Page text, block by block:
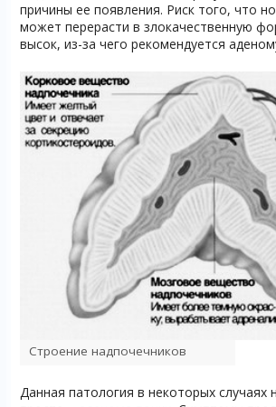
причины ее появления. Риск того, что
может перерасти в злокачественную
высок, из-за чего рекомендуется
Строение надпочечников
Данная патология в некоторых случаях